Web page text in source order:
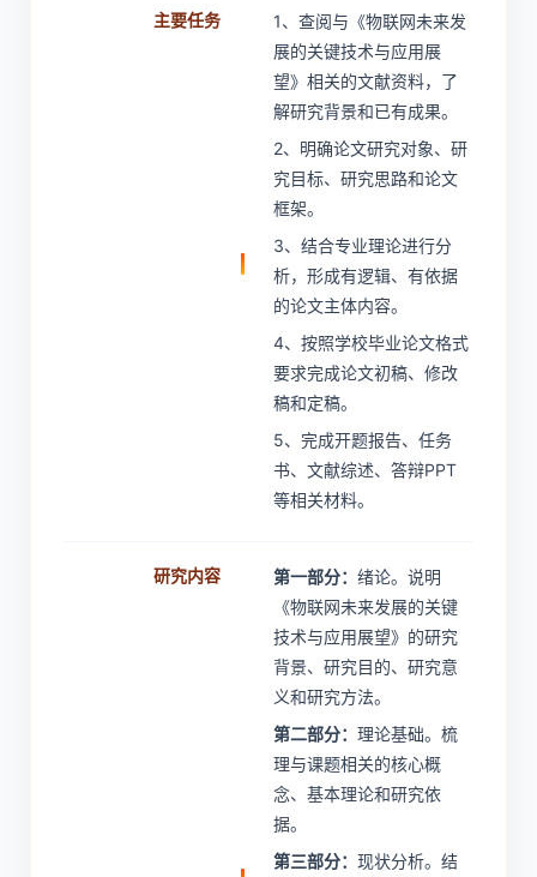
主要任务
1、查阅与《物联网未来发
展的关键技术与应用展
望》相关的文献资料，了
解研究背景和已有成果。
2、明确论文研究对象、研
究目标、研究思路和论文
框架。
3、结合专业理论进行分
析，形成有逻辑、有依据
的论文主体内容。
4、按照学校毕业论文格式
要求完成论文初稿、修改
稿和定稿。
5、完成开题报告、任务
书、文献综述、答辩PPT
等相关材料。
研究内容 第一部分： 绪论。说明
《物联网未来发展的关键
技术与应用展望》的研究
背景、研究目的、研究意
义和研究方法。
第二部分： 理论基础。梳
理与课题相关的核心概
念、基本理论和研究依
据。
第三部分： 现状分析。结